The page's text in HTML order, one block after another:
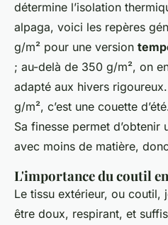
détermine l’isolation
alpaga, voici les repères
g/m² pour une version
; au-delà de 350 g/m², on
adapté aux hivers
g/m², c’est une couette
Sa finesse permet d’obtenir
avec moins de matière,
L'importance du coutil
Le tissu extérieur, ou coutil,
être doux, respirant, et